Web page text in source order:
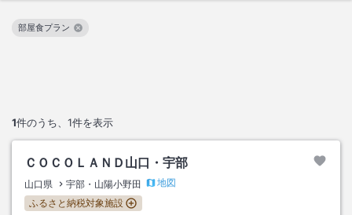
1件のうち、 1件を表示
部屋食プラン
この絞り込み条件を解除
ＣＯＣＯＬＡＮＤ山口・宇部
山口県 宇部・山陽小野田
地図
ふるさと納税対象施設